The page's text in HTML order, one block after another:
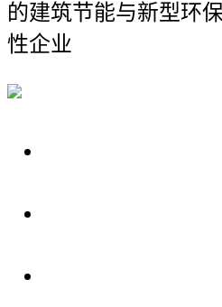
的建筑节能与新型环
性企业